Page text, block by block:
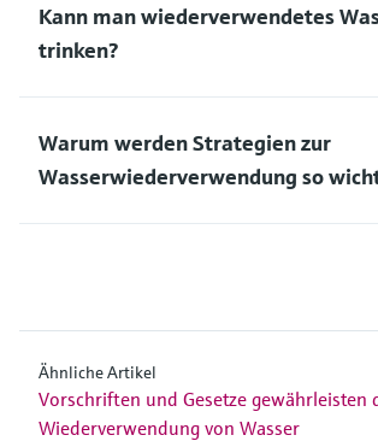
Kann man wiederverwendetes
trinken?
Warum werden Strategien zur
Wasserwiederverwendung so
Ähnliche Artikel
Vorschriften und Gesetze gewährleisten
Wiederverwendung von Wasser